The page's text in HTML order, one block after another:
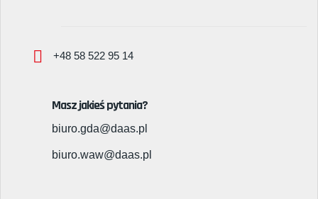
+48 58 522 95 14
Masz jakieś pytania?
biuro.gda@daas.pl
biuro.waw@daas.pl